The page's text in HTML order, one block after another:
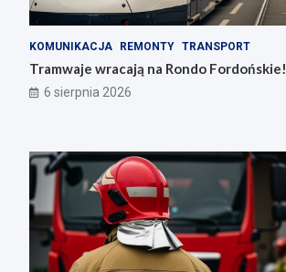
KOMUNIKACJA REMONTY TRANSPORT
Tramwaje wracają na Rondo Fordońskie!
6 sierpnia 2026